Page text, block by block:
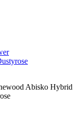
Abisko Hybrid